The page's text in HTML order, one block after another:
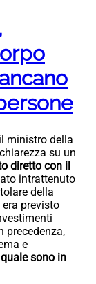
ministro della
su un
diretto con il
intrattenuto
della
previsto
precedenza,
e
sono in